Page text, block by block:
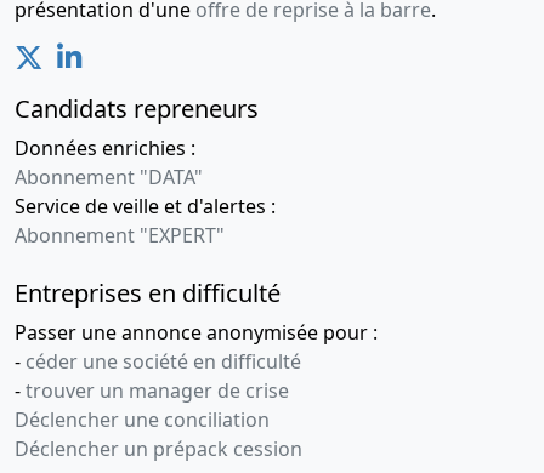
présentation d'une offre de reprise à la barre.
Candidats repreneurs
Données enrichies :
Abonnement "DATA"
Service de veille et d'alertes :
Abonnement "EXPERT"
Entreprises en difficulté
Passer une annonce anonymisée pour :
- céder une société en difficulté
-trouver un manager de crise
Déclencher une conciliation
Déclencher un prépack cession